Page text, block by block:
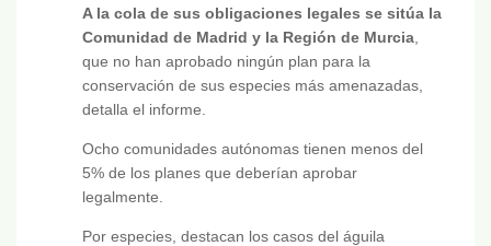
A la cola de sus obligaciones legales se sitúa la
Comunidad de Madrid y la Región de Murcia,
que no han aprobado ningún plan para la
conservación de sus especies más amenazadas,
detalla el informe.
Ocho comunidades autónomas tienen menos del
5% de los planes que deberían aprobar
legalmente.
Por especies, destacan los casos del águila